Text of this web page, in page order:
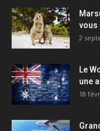
vous
2
Le
une
18